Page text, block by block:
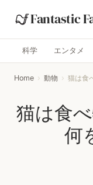
Fantastic
科学 エンタメ
Home › 動物 › 猫は食
猫は食
何